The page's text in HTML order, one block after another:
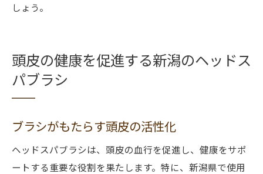
しょう。
頭皮の健康を促進する新潟のヘッドス
パブラシ
ブラシがもたらす頭皮の活性化
ヘッドスパブラシは、頭皮の血行を促進し、健康をサポ
ートする重要な役割を果たします。特に、新潟県で使用